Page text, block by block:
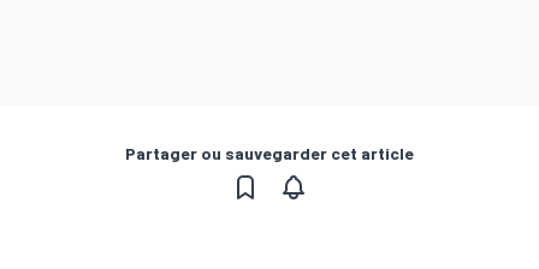
Partager ou sauvegarder cet article